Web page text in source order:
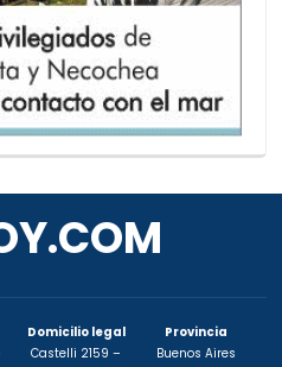
Domicilio legal
Castelli 2159 –
Provincia
Buenos Aires